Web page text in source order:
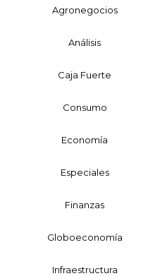
Agronegocios
Análisis
Caja Fuerte
Consumo
Economía
Especiales
Finanzas
Globoeconomía
Infraestructura